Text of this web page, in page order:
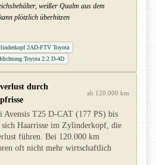
weißer Qualm aus dem
plötzlich überhitzen
2AD-FTV Toyota
Toyota 2.2 D-4D
durch
ab 120.000 km
Avensis T25 D-CAT (177 PS) bis
sich Haarrisse im Zylinderkopf, die
führen. Bei 120.000 km
oft nicht mehr wirtschaftlich